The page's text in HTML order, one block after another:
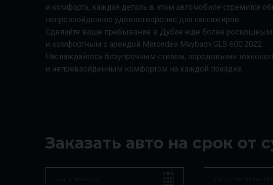
и комфорта, каждая деталь в этом автомобиле стремится
непревзойденное удовлетворение для пассажиров.
Сделайте ваше пребывание в Дубае еще более роскошным
и комфортным с арендой Mercedes Maybach GLS 600 2022.
Наслаждайтесь безупречным стилем, передовыми
и непревзойденным комфортом на каждой поездке.
Заказать авто на срок от